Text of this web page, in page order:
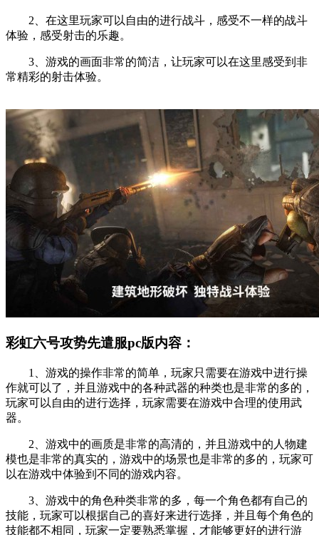
2、在这里玩家可以自由的进行战斗，感受不一样的战斗
体验，感受射击的乐趣。
3、游戏的画面非常的简洁，让玩家可以在这里感受到非
常精彩的射击体验。
彩虹六号攻势先遣服pc版内容：
1、游戏的操作非常的简单，玩家只需要在游戏中进行操
作就可以了，并且游戏中的各种武器的种类也是非常的多的，
玩家可以自由的进行选择，玩家需要在游戏中合理的使用武
器。
2、游戏中的画质是非常的高清的，并且游戏中的人物建
模也是非常的真实的，游戏中的场景也是非常的多的，玩家可
以在游戏中体验到不同的游戏内容。
3、游戏中的角色种类非常的多，每一个角色都有自己的
技能，玩家可以根据自己的喜好来进行选择，并且每个角色的
技能都不相同，玩家一定要熟悉掌握，才能够更好的进行游